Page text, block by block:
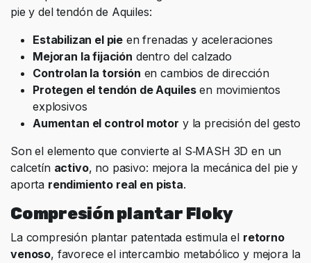
pie y del tendón de Aquiles:
Estabilizan el pie en frenadas y aceleraciones
Mejoran la fijación dentro del calzado
Controlan la torsión en cambios de dirección
Protegen el tendón de Aquilesen movimientos
explosivos
Aumentan el control motor y la precisión del gesto
Son el elemento que convierte al S‑MASH 3D en un
calcetín activo, no pasivo: mejora la mecánica del pie y
aporta rendimiento real en pista.
Compresión plantar Floky
La compresión plantar patentada estimula el retorno
venoso, favorece el intercambio metabólico y mejora la